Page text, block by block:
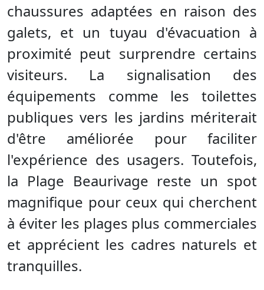
chaussures adaptées en raison des
galets, et un tuyau d'évacuation à
proximité peut surprendre certains
visiteurs. La signalisation des
équipements comme les toilettes
publiques vers les jardins mériterait
d'être améliorée pour faciliter
l'expérience des usagers. Toutefois,
la Plage Beaurivage reste un spot
magnifique pour ceux qui cherchent
à éviter les plages plus commerciales
et apprécient les cadres naturels et
tranquilles.